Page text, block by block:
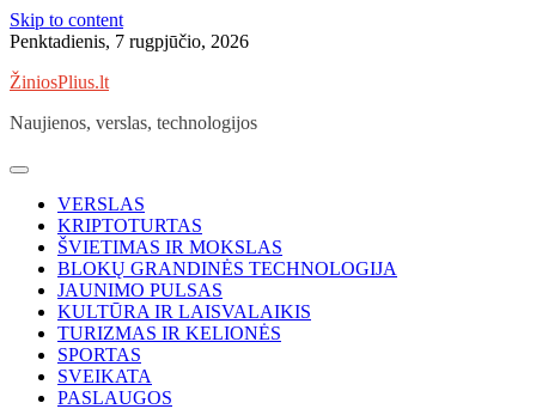
Skip to content
Penktadienis, 7 rugpjūčio, 2026
ŽiniosPlius.lt
Naujienos, verslas, technologijos
VERSLAS
KRIPTOTURTAS
ŠVIETIMAS IR MOKSLAS
BLOKŲ GRANDINĖS TECHNOLOGIJA
JAUNIMO PULSAS
KULTŪRA IR LAISVALAIKIS
TURIZMAS IR KELIONĖS
SPORTAS
SVEIKATA
PASLAUGOS